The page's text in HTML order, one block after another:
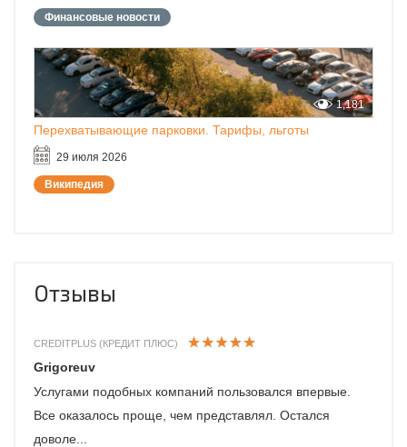
Финансовые новости
Перехватывающие парковки. Тарифы, льготы
29 июля 2026
1,181
Википедия
Отзывы
CREDITPLUS (КРЕДИТ ПЛЮС)
Grigoreuv
Услугами подобных компаний пользовался впервые.
Все оказалось проще, чем представлял. Остался
доволе...